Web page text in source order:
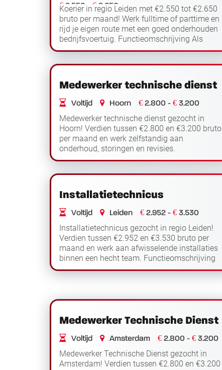
€2.550 -€2.650
Koerier in regio Leiden met €2.550 tot €2.650
bruto per maand! Werk fulltime of parttime en
rijd je eigen route met een goed onderhouden
bedrijfsvoertuig. Functieomschrijving Als
koerier werk je in regio Leiden en ben ... Lees
verder
Medewerker technische dienst
Voltijd Hoorn € 2.800 - € 3.200
Medewerker technische dienst gezocht in
Hoorn! Verdien tussen €2.800 en €3.200 bruto
per maand en werk zelfstandig aan
onderhoud, storingen en revisies.
Functieomschrijving Als medewerker
Installatietechnicus
Voltijd Leiden € 2.952 - € 3.530
Installatietechnicus gezocht in regio Leiden!
Verdien tussen €2.952 en €3.530 bruto per
maand en werk aan afwisselende installaties
binnen een hecht team. Functieomschrijving
Als installatietechnicus werk je in regio L...
Medewerker Technische Dienst
Voltijd Amsterdam € 2.800 - € 3.200
Medewerker Technische Dienst gezocht in
Amsterdam! Verdien tussen €2.800 en €3.200